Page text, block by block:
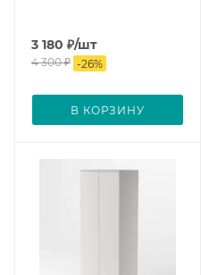
3 180 ₽/шт
4 300₽ -26%
В КОРЗИНУ